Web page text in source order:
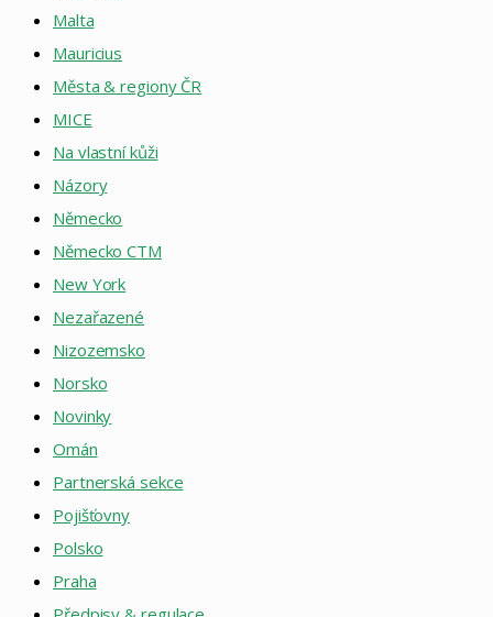
Malta
Mauricius
Města & regiony ČR
MICE
Na vlastní kůži
Názory
Německo
Německo CTM
New York
Nezařazené
Nizozemsko
Norsko
Novinky
Omán
Partnerská sekce
Pojišťovny
Polsko
Praha